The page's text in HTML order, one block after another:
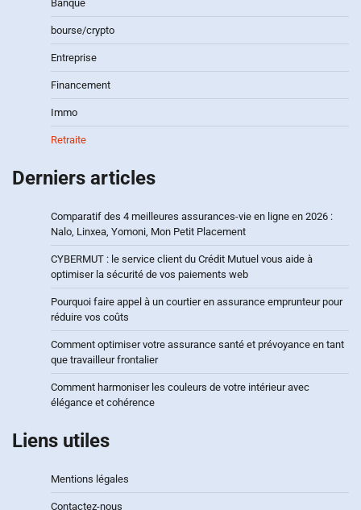
Banque
bourse/crypto
Entreprise
Financement
Immo
Retraite
Derniers articles
Comparatif des 4 meilleures assurances-vie en ligne en 2026 :
Nalo, Linxea, Yomoni, Mon Petit Placement
CYBERMUT : le service client du Crédit Mutuel vous aide à
optimiser la sécurité de vos paiements web
Pourquoi faire appel à un courtier en assurance emprunteur pour
réduire vos coûts
Comment optimiser votre assurance santé et prévoyance en tant
que travailleur frontalier
Comment harmoniser les couleurs de votre intérieur avec
élégance et cohérence
Liens utiles
Mentions légales
Contactez-nous